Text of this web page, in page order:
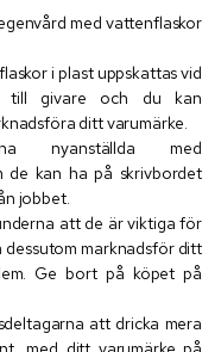
med vattenflaskor
i plast uppskattas vid
till givare och du kan
ditt varumärke.
nyanställda med
de kan ha på skrivbordet
jobbet.
att de är viktiga för
dessutom marknadsför ditt
Ge bort på köpet på
att dricka mera